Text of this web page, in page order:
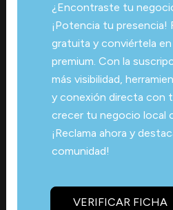
¿Encontraste tu
¡Potencia tu presencia!
gratuita y conviértela
premium. Con la
más visibilidad,
y conexión directa con
crecer tu negocio local
¡Reclama ahora y
comunidad!
VERIFICAR FICHA